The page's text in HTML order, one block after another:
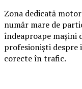
Zona dedicată
număr mare de
îndeaproape mașini
profesioniști despre
corecte în trafic.